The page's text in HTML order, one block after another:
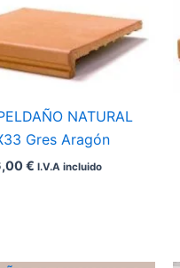
NATURAL
Gres Aragón
€ I.V.A incluido